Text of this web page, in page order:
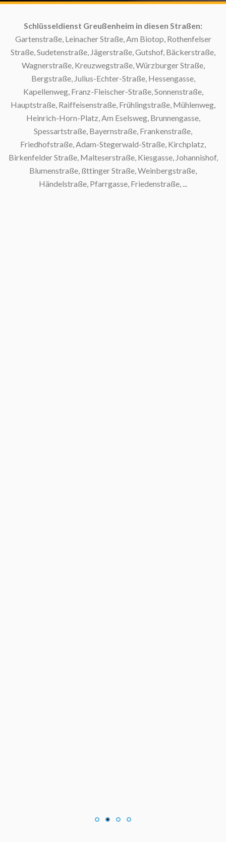
Schlüsseldienst Greußenheim in diesen Straßen:
Gartenstraße, Leinacher Straße, Am Biotop, Rothenfelser
Straße, Sudetenstraße, Jägerstraße, Gutshof, Bäckerstraße,
Wagnerstraße, Kreuzwegstraße, Würzburger Straße,
Bergstraße, Julius-Echter-Straße, Hessengasse,
Kapellenweg, Franz-Fleischer-Straße, Sonnenstraße,
Hauptstraße, Raiffeisenstraße, Frühlingstraße, Mühlenweg,
Heinrich-Horn-Platz, Am Eselsweg, Brunnengasse,
Spessartstraße, Bayernstraße, Frankenstraße,
Friedhofstraße, Adam-Stegerwald-Straße, Kirchplatz,
Birkenfelder Straße, Malteserstraße, Kiesgasse, Johannishof,
Blumenstraße, ßttinger Straße, Weinbergstraße,
Händelstraße, Pfarrgasse, Friedenstraße, ...